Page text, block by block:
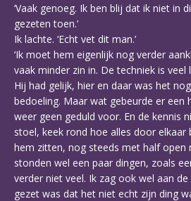
‘Vaak genoeg. Ik ben blij dat ik niet in
gezeten toen.’
Ik lachte. ‘Echt vet dit man.’
‘Ik moet hem eigenlijk nog verder
vaak minder zin in. De techniek is veel
Hij had gelijk, hier en daar was het
bedoeling. Maar wat gebeurde er een
weer geen geduld voor. En de kennis
stoel, keek rond hoe alles door elkaar
hem zitten, nog steeds met half open
stonden wel een paar dingen, zoals
verder niet veel. Ik zag ook wel aan
gezet was dat het niet echt zijn ding